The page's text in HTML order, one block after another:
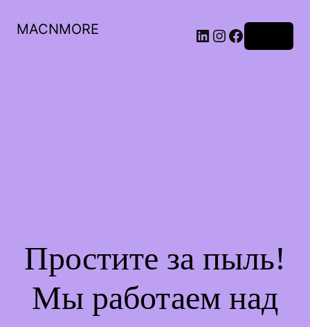
MACNMORE
Простите за пыль!
Мы работаем над